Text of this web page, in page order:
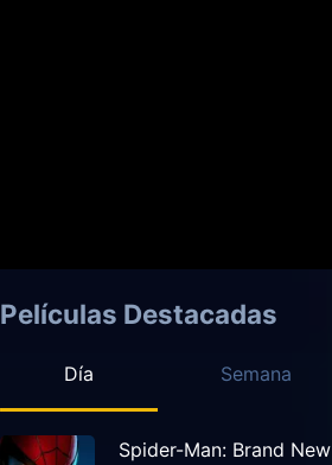
Películas Destacadas
Día Semana
Spider-Man: Brand New